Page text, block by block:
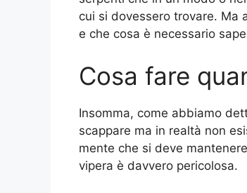
cui si dovessero trovare. Ma
e che cosa è necessario
Cosa fare
Insomma, come abbiamo
scappare ma in realtà non
mente che si deve
vipera è davvero pericolosa.